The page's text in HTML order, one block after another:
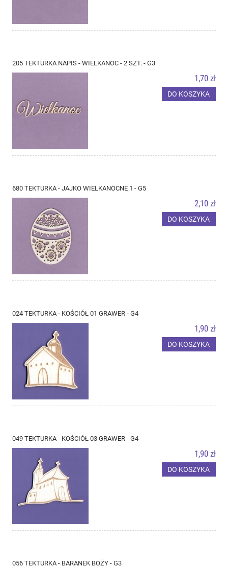
205 TEKTURKA NAPIS - WIELKANOC - 2 SZT. - G3
1,70 zł
DO KOSZYKA
680 TEKTURKA - JAJKO WIELKANOCNE 1 - G5
2,10 zł
DO KOSZYKA
024 TEKTURKA - KOŚCIÓŁ 01 GRAWER - G4
1,90 zł
DO KOSZYKA
049 TEKTURKA - KOŚCIÓŁ 03 GRAWER - G4
1,90 zł
DO KOSZYKA
056 TEKTURKA - BARANEK BOŻY - G3